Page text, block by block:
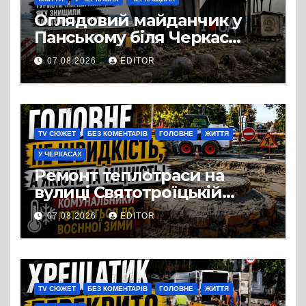
Оглядовий майданчик у
Панському біля Черкас
перетворився на занедбане
сміттєзвалище
07.08.2026 EDITOR
TV СЮЖЕТ БЕЗ КОМЕНТАРІВ ГОЛОВНЕ ЖИТТЯ
У ЧЕРКАСАХ
Ремонт теплотраси на
вулиці Святотроїцькій
затягнувся порівняно із
запланованими термінами.
Вулицю досі не відкрили
для руху
07.08.2026 EDITOR
TV СЮЖЕТ БЕЗ КОМЕНТАРІВ ГОЛОВНЕ ЖИТТЯ